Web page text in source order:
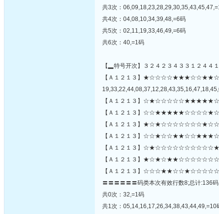
共3次：
共4次：04,08,10,34,39,48,=6码
共5次：02,11,19,33,46,49,=6码
共6次：40,=1码
【▂特号开次】３２４２３４３３１２４４
【Ａ１２１３】
【Ａ１２１３】
【Ａ１２１３】
【Ａ１２１３】
【Ａ１２１３】
【Ａ１２１３】
【Ａ１２１３】
【Ａ１２１３】
〓〓〓〓〓〓码类本次有效行数8;总计:136
共0次：32,=1码
共1次：05,14,16,17,26,34,38,43,44,49,=10